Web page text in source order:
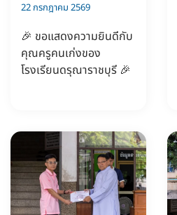
22 กรกฎาคม 2569
🎉 ขอแสดงความยินดีกับ
คุณครูคนเก่งของ
โรงเรียนดรุณาราชบุรี 🎉